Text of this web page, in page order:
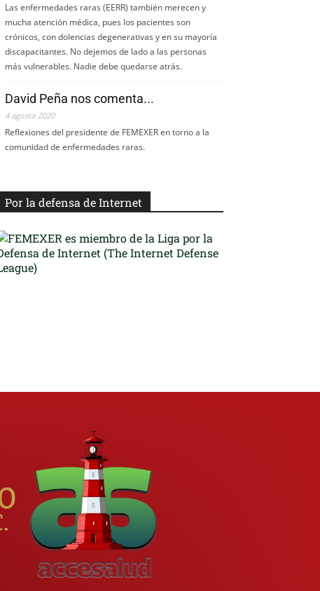
Las enfermedades raras (EERR) también merecen y
mucha atención médica, pues los pacientes son
crónicos, con dolencias degenerativas y en su mayoría
discapacitantes. No dejemos de lado a las personas
más vulnerables. Nadie debe quedarse atrás.
David Peña nos comenta...
4 agosto 2020
Reflexiones del presidente de FEMEXER en torno a la
comunidad de enfermedades raras.
Por la defensa de Internet